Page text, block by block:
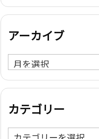
アーカイブ
ア
ー
カ
ブ
カテゴリー
カ